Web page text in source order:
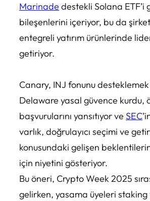
Marinade destekli Solana ETF’i
bileşenlerini içeriyor, bu da
entegreli yatırım ürünlerinde
getiriyor.
Canary, INJ fonunu
Delaware yasal güvence kurdu,
başvurularını yansıtıyor ve SEC
varlık, doğrulayıcı seçimi ve
konusundaki gelişen
için niyetini gösteriyor.
Bu öneri, Crypto Week 2025
gelirken, yasama üyeleri